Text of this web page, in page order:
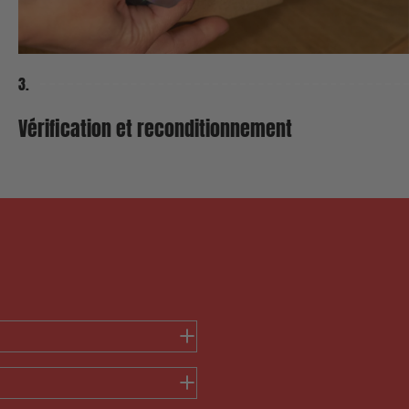
2. Le Prix
3.
Vérification et reconditionnement